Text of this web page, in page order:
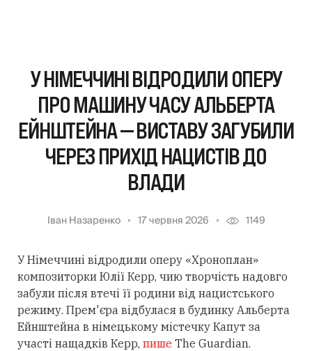
У НІМЕЧЧИНІ ВІДРОДИЛИ ОПЕРУ
ПРО МАШИНУ ЧАСУ АЛЬБЕРТА
ЕЙНШТЕЙНА — ВИСТАВУ ЗАГУБИЛИ
ЧЕРЕЗ ПРИХІД НАЦИСТІВ ДО
ВЛАДИ
Іван Назаренко 17 червня 2026 1149
У Німеччині відродили оперу «Хроноплан»
композиторки Юлії Керр, чию творчість надовго
забули після втечі її родини від нацистського
режиму. Прем'єра відбулася в будинку Альберта
Ейнштейна в німецькому містечку Капут за
участі нащадків Керр, пише The Guardian.